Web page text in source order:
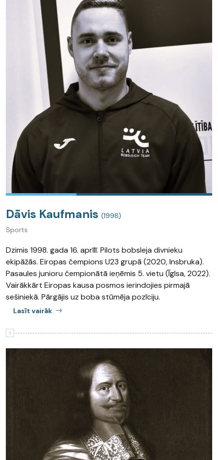
Dāvis Kaufmanis (1998)
Sports
Dzimis 1998. gada 16. aprīlī. Pilots bobsleja divnieku
ekipāžās. Eiropas čempions U23 grupā (2020, Insbruka).
Pasaules junioru čempionātā ieņēmis 5. vietu (Īglsa, 2022).
Vairākkārt Eiropas kausa posmos ierindojies pirmajā
sešiniekā. Pārgājis uz boba stūmēja pozīciju.
Lasīt vairāk